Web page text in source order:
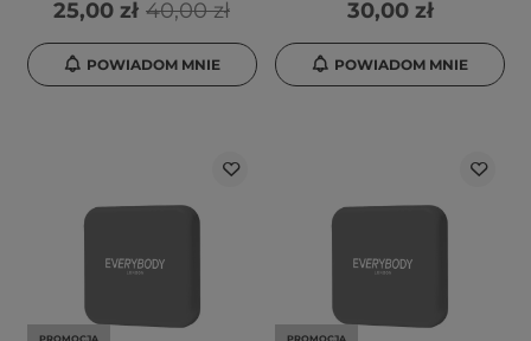
40,00 zł
25,00 zł
POWIADOM MNIE
30,00 zł
POWIADOM MNIE